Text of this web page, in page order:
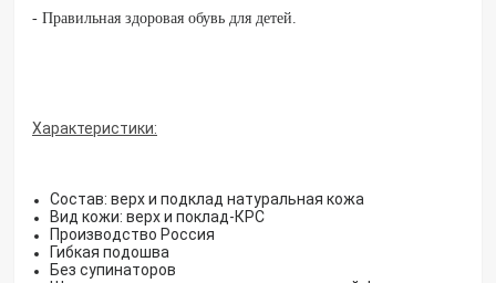
- Правильная здоровая обувь для детей.
Характеристики:
Состав: верх и подклад натуральная кожа
Вид кожи: верх и поклад-КРС
Производство Россия
Гибкая подошва
Без супинаторов